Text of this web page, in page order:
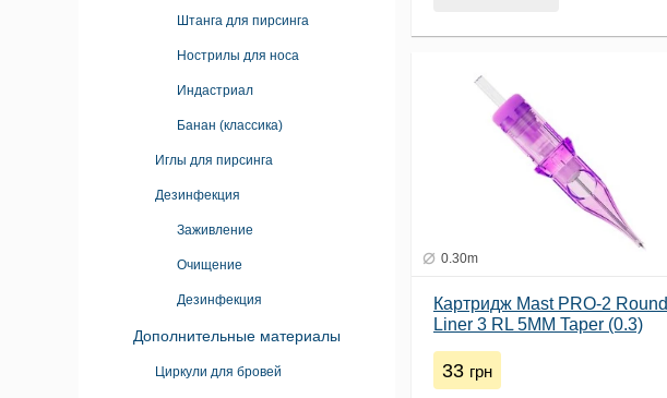
Штанга для пирсинга
Нострилы для носа
Индастриал
Банан (классика)
Иглы для пирсинга
Дезинфекция
Заживление
Очищение
Дезинфекция
Дополнительные материалы
Циркули для бровей
0.30m
Картридж Mast PRO-2 Round
Liner 3 RL 5MM Taper (0.3)
33 грн